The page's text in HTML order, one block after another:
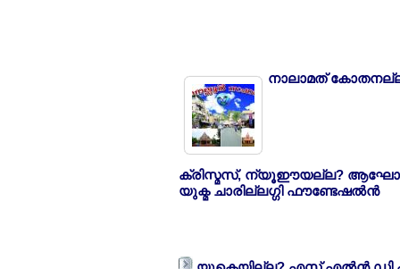
നാലാമത്
ക്രിസ്മസ്, ന്യൂഈയല്ല?
യുക്മ ചാരില്ലഗ്ഗി ഫൗണ്ടേഷല്‍ന്‍